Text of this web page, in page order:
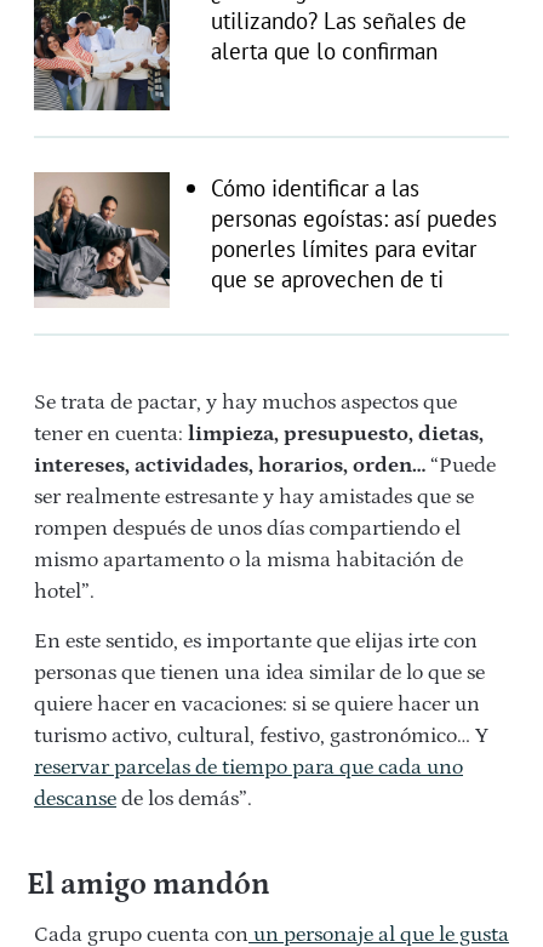
utilizando? Las señales de
alerta que lo confirman
Cómo identificar a las
personas egoístas: así puedes
ponerles límites para evitar
que se aprovechen de ti
Se trata de pactar, y hay muchos aspectos que
tener en cuenta: limpieza, presupuesto, dietas,
intereses, actividades, horarios, orden… “Puede
ser realmente estresante y hay amistades que se
rompen después de unos días compartiendo el
mismo apartamento o la misma habitación de
hotel”.
En este sentido, es importante que elijas irte con
personas que tienen una idea similar de lo que se
quiere hacer en vacaciones: si se quiere hacer un
turismo activo, cultural, festivo, gastronómico… Y
reservar parcelas de tiempo para que cada uno
descanse de los demás”.
El amigo mandón
Cada grupo cuenta con un personaje al que le gusta